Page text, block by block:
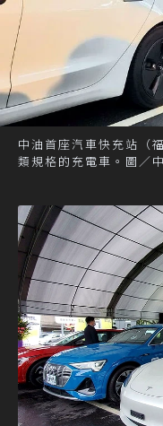
中油首座汽車快充站（
類規格的充電車。圖／